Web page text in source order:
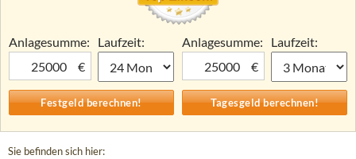
Anlagesumme:
€
Laufzeit:
Anlagesumme:
€
Laufzeit:
Sie befinden sich hier: